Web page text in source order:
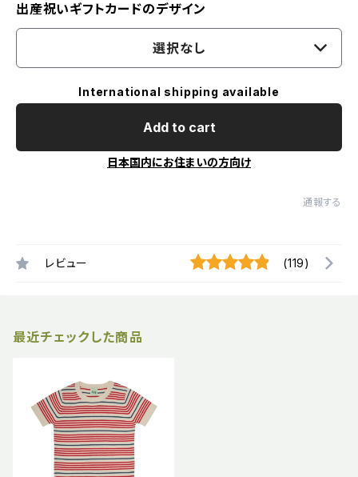
出産祝いギフトカードのデザイン
選択なし
International shipping available
Add to cart
日本国内にお住まいの方向け
通報する
レビュー (119)
最近チェックした商品